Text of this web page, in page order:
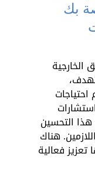
بك
الخارجية
التحسين
هناك
فعالية